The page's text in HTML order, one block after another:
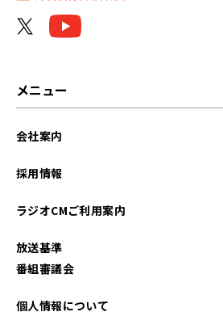
2024年03月
メニュー
会社案内
採用情報
ラジオCMご利用案内
放送基準
番組審議会
個人情報について